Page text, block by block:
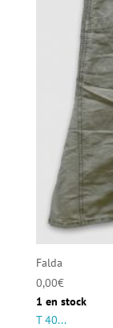
Falda
0,00€
1 en stock
T 40...